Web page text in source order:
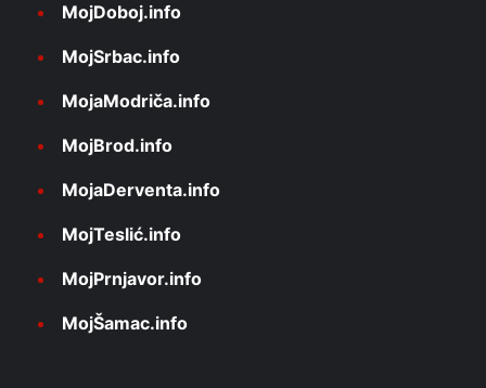
MojDoboj.info
MojSrbac.info
MojaModriča.info
MojBrod.info
MojaDerventa.info
MojTeslić.info
MojPrnjavor.info
MojŠamac.info